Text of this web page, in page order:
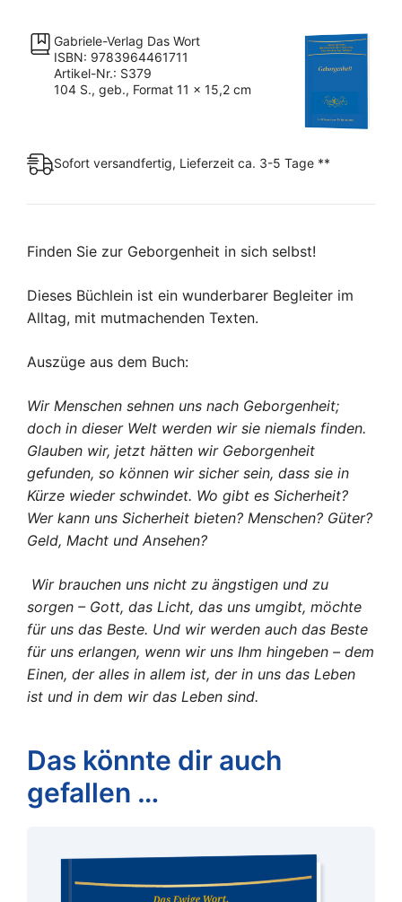
Gabriele-Verlag Das Wort
ISBN: 9783964461711
Artikel-Nr.: S379
104 S., geb., Format 11 x 15,2 cm
Sofort versandfertig, Lieferzeit ca. 3-5 Tage **
Finden Sie zur Geborgenheit in sich selbst!
Dieses Büchlein ist ein wunderbarer Begleiter im
Alltag, mit mutmachenden Texten.
Auszüge aus dem Buch:
Wir Menschen sehnen uns nach Geborgenheit;
doch in dieser Welt werden wir sie niemals finden.
Glauben wir, jetzt hätten wir Geborgenheit
gefunden, so können wir sicher sein, dass sie in
Kürze wieder schwindet. Wo gibt es Sicherheit?
Wer kann uns Sicherheit bieten? Menschen? Güter?
Geld, Macht und Ansehen?
Wir brauchen uns nicht zu ängstigen und zu
sorgen – Gott, das Licht, das uns umgibt, möchte
für uns das Beste. Und wir werden auch das Beste
für uns erlangen, wenn wir uns Ihm hingeben – dem
Einen, der alles in allem ist, der in uns das Leben
ist und in dem wir das Leben sind.
Das könnte dir auch
gefallen …